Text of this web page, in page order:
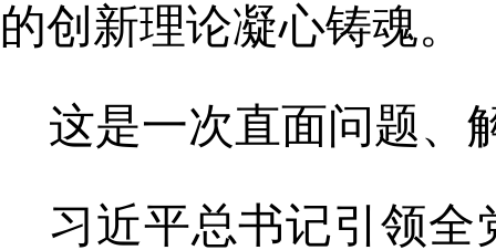
的创新理论凝心铸魂。
这是一次直面问题
习近平总书记引领